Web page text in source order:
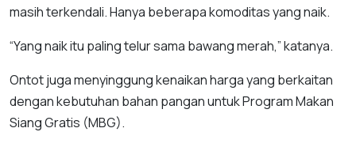
masih terkendali. Hanya beberapa komoditas yang naik.
“Yang naik itu paling telur sama bawang merah,” katanya.
Ontot juga menyinggung kenaikan harga yang berkaitan
dengan kebutuhan bahan pangan untuk Program Makan
Siang Gratis (MBG).